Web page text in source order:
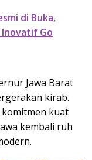
di Buka,
Inovatif Go
Jawa Barat
kirab.
kuat
kembali ruh